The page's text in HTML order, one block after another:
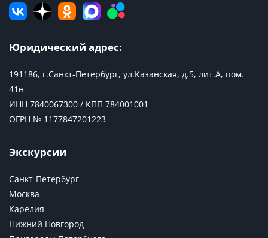
Юридический адрес:
191186, г.Санкт-Петербург, ул.Казанская, д.5, лит.А, пом.
41н
ИНН 7840067300 / КПП 784001001
ОГРН № 1177847201223
Экскурсии
Санкт-Петербург
Москва
Карелия
Нижний Новгород